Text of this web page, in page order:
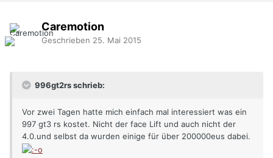
Caremotion
Geschrieben 25. Mai 2015
996gt2rs schrieb:
Vor zwei Tagen hatte mich einfach mal interessiert was ein
997 gt3 rs kostet. Nicht der face Lift und auch nicht der
4.0.und selbst da wurden einige für über 200000eus dabei.